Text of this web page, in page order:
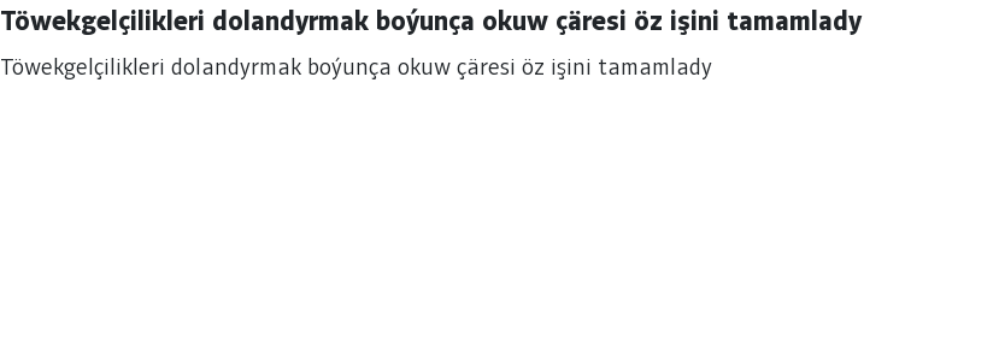
Töwekgelçilikleri dolandyrmak boýunça okuw çäresi öz işini tamamlady
Töwekgelçilikleri dolandyrmak boýunça okuw çäresi öz işini tamamlady